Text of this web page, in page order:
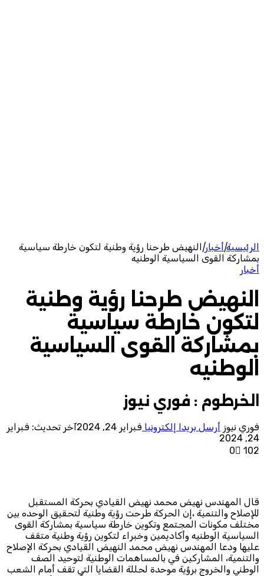
الرئيسية|أخبار| النهيض طرحنا رؤية وطنية لتكون خارطة سياسية
بمشاركة القوى السياسية الوطنيه
أخبار
النهيض طرحنا رؤية وطنية
لتكون خارطة سياسية
بمشاركة القوى السياسية
الوطنيه
الخرطوم : فوري نيوز
فوري نيوز أرسل بريدا إلكترونيا فبراير 24, 2024
آخر تحديث: فبراير
24, 2024
0
102
قال المهندس نهيض محمد نهيض القيادي بحركة المستقبل
للإصلاح والتنمية ،إن الحركة طرحت رؤية وطنية لتحقيق الوحده بين
مختلف مكونات المجتمع وتكوين خارطة سياسية بمشاركة القوى
السياسية الوطنيه وأكاديمين وخبراء لتكوين رؤية وطنية متقف
عليها ودعا المهندس نهيض محمد النهيض القيادي بحركة الإصلاح
والتنمية، المشاركين في بالمساهمات الوطنية لتوحيد الصف
الوطني والخروج برؤية موحدة لحللة القضايا التي تقف أمام الشعب